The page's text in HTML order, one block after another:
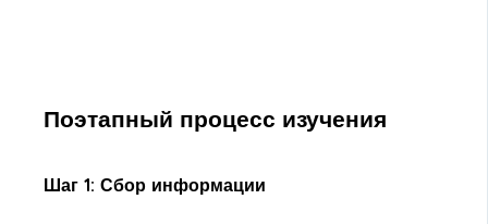
Поэтапный процесс изучения
Шаг 1: Сбор информации